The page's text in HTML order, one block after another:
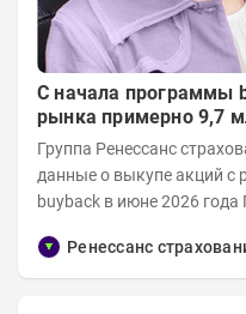
С начала программы
рынка примерно 9,7
Группа Ренессанс
данные о выкупе акций с
buyback в июне 2026
Ренессанс